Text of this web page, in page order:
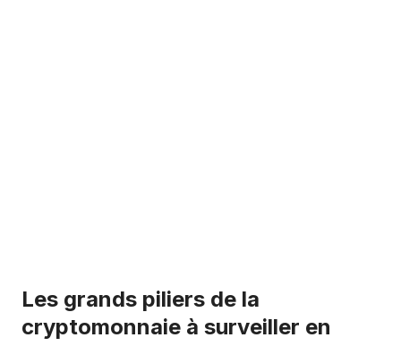
Les grands piliers de la
cryptomonnaie à surveiller en